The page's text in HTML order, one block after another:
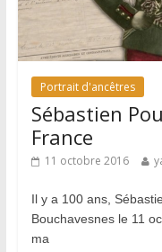
Portrait d'ancêtres
Sébastien
France
11 octobre 2016
Il y a 100 ans,
Bouchavesnes le 11
ma